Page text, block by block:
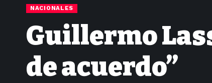
NACIONALES
Guillermo
de acuerdo”